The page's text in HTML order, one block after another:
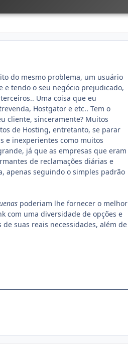
do mesmo problema, um usuário
e tendo o seu negócio prejudicado,
Uma coisa que eu
Hostgator e etc.. Tem o
cliente, sinceramente? Muitos
de Hosting, entretanto, se parar
e inexperientes como muitos
já que as empresas que eram
de reclamações diárias e
apenas seguindo o simples padrão
poderiam lhe fornecer o melhor
com uma diversidade de opções e
suas reais necessidades, além de